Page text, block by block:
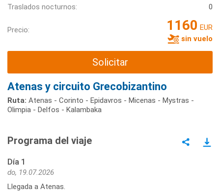
Traslados nocturnos:
0
Precio: 1160 EUR
sin vuelo
Solicitar
Atenas y circuito Grecobizantino
Ruta: Atenas - Corinto - Epidavros - Micenas - Mystras -
Olimpia - Delfos - Kalambaka
Programa del viaje
Día 1
do, 19.07.2026
Llegada a Atenas.